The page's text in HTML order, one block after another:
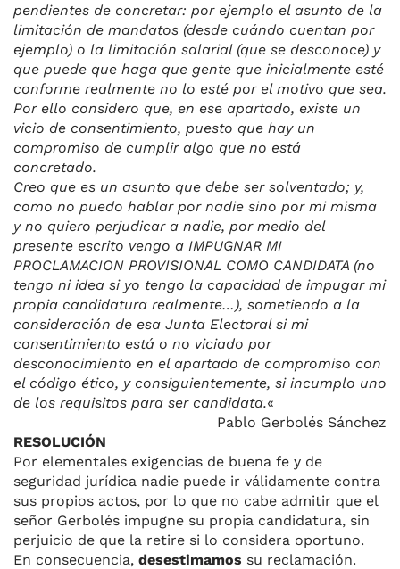
pendientes de concretar: por ejemplo el asunto de la
limitación de mandatos (desde cuándo cuentan por
ejemplo) o la limitación salarial (que se desconoce) y
que puede que haga que gente que inicialmente esté
conforme realmente no lo esté por el motivo que sea.
Por ello considero que, en ese apartado, existe un
vicio de consentimiento, puesto que hay un
compromiso de cumplir algo que no está
concretado.
Creo que es un asunto que debe ser solventado; y,
como no puedo hablar por nadie sino por mi misma
y no quiero perjudicar a nadie, por medio del
presente escrito vengo a IMPUGNAR MI
PROCLAMACION PROVISIONAL COMO CANDIDATA (no
tengo ni idea si yo tengo la capacidad de impugar mi
propia candidatura realmente…), sometiendo a la
consideración de esa Junta Electoral si mi
consentimiento está o no viciado por
desconocimiento en el apartado de compromiso con
el código ético, y consiguientemente, si incumplo uno
de los requisitos para ser candidata.«
Pablo Gerbolés Sánchez
RESOLUCIÓN
Por elementales exigencias de buena fe y de
seguridad jurídica nadie puede ir válidamente contra
sus propios actos, por lo que no cabe admitir que el
señor Gerbolés impugne su propia candidatura, sin
perjuicio de que la retire si lo considera oportuno.
En consecuencia, desestimamos su reclamación.